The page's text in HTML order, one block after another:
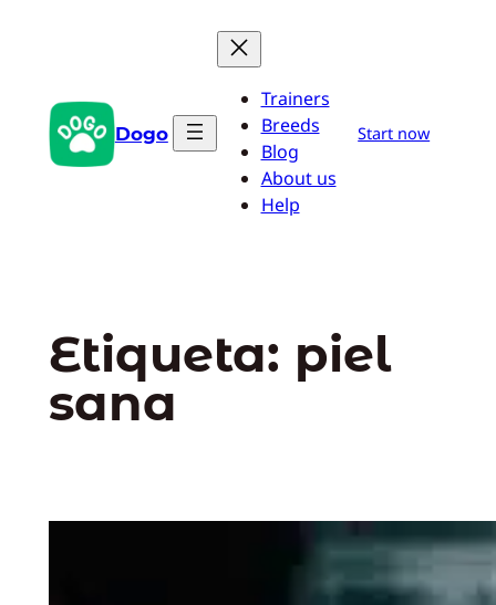
Dogo
Trainers
Breeds
Blog
About us
Help
Start now
Etiqueta: piel
sana